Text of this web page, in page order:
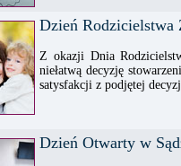
Dzień Rodzicielstwa
Z okazji Dnia
niełatwą decyzję
satysfakcji z podjętej
Dzień Otwarty w